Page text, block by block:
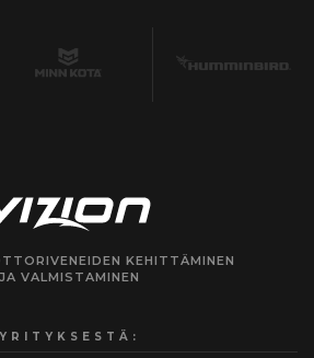
KEHITTÄMINEN
JA VALMISTAMINEN
YRITYKSESTÄ: